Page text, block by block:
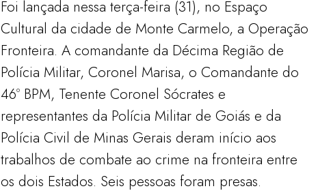
Foi lançada nessa terça-feira (31), no Espaço
Cultural da cidade de Monte Carmelo, a Operação
Fronteira. A comandante da Décima Região de
Polícia Militar, Coronel Marisa, o Comandante do
46º BPM, Tenente Coronel Sócrates e
representantes da Polícia Militar de Goiás e da
Polícia Civil de Minas Gerais deram início aos
trabalhos de combate ao crime na fronteira entre
os dois Estados. Seis pessoas foram presas.